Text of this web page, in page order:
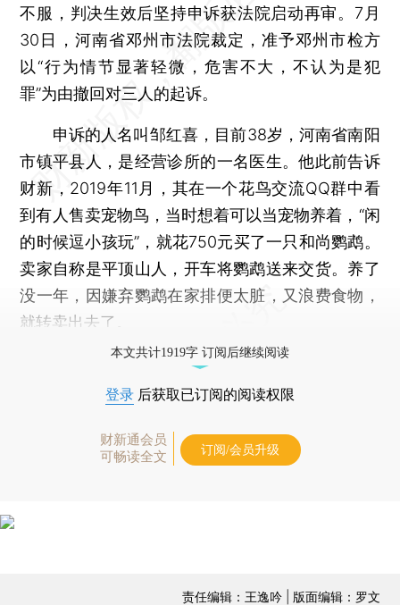
不服，判决生效后坚持申诉获法院启动再审。7月
30日，河南省邓州市法院裁定，准予邓州市检方
以“行为情节显著轻微，危害不大，不认为是犯
罪”为由撤回对三人的起诉。
申诉的人名叫邹红喜，目前38岁，河南省南阳
市镇平县人，是经营诊所的一名医生。他此前告诉
财新，2019年11月，其在一个花鸟交流QQ群中看
到有人售卖宠物鸟，当时想着可以当宠物养着，“闲
的时候逗小孩玩”，就花750元买了一只和尚鹦鹉。
卖家自称是平顶山人，开车将鹦鹉送来交货。养了
没一年，因嫌弃鹦鹉在家排便太脏，又浪费食物，
就转卖出去了。
本文共计1919字 订阅后继续阅读
登录 后获取已订阅的阅读权限
财新通会员
可畅读全文
订阅/会员升级
责任编辑：王逸吟 | 版面编辑：罗文